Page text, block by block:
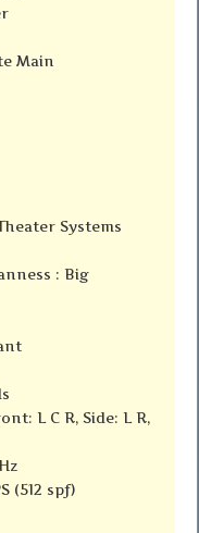
Main
Systems
: Big
L C R, Side: L R,
(512 spf)